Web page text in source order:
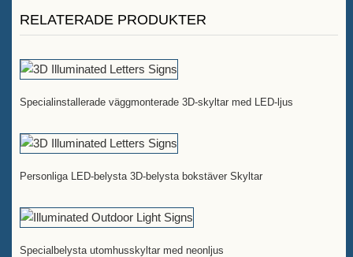
RELATERADE PRODUKTER
Specialinstallerade väggmonterade 3D-skyltar med LED-ljus
Personliga LED-belysta 3D-belysta bokstäver Skyltar
Specialbelysta utomhusskyltar med neonljus